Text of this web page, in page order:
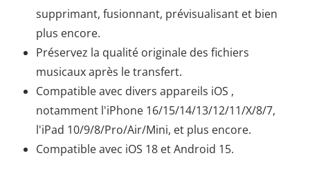
supprimant, fusionnant, prévisualisant et bien
plus encore.
Préservez la qualité originale des fichiers
musicaux après le transfert.
Compatible avec divers appareils iOS ,
notamment l'iPhone 16/15/14/13/12/11/X/8/7,
l'iPad 10/9/8/Pro/Air/Mini, et plus encore.
Compatible avec iOS 18 et Android 15.